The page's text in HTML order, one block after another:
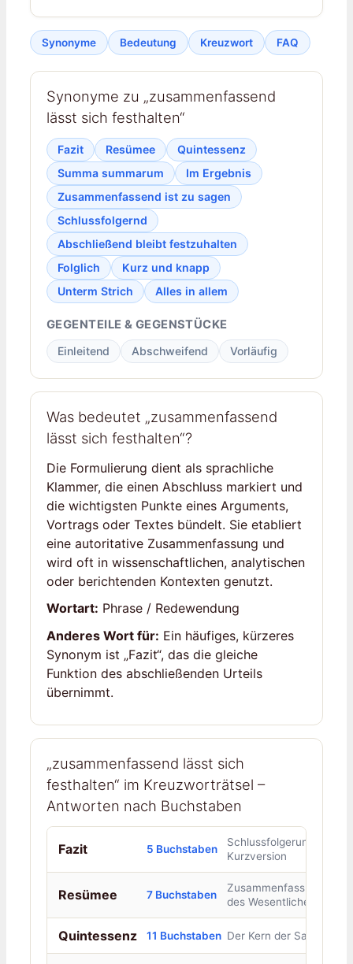
Synonyme Bedeutung Kreuzwort FAQ
Synonyme zu „zusammenfassend
lässt sich festhalten“
Fazit Resümee
Quintessenz
Summa summarum
Im Ergebnis
Zusammenfassend ist zu sagen
Schlussfolgernd
Abschließend bleibt festzuhalten
Folglich
Kurz und knapp
Unterm Strich
Alles in allem
GEGENTEILE & GEGENSTÜCKE
Einleitend Abschweifend Vorläufig
Was bedeutet „zusammenfassend
lässt sich festhalten“?
Die Formulierung dient als sprachliche
Klammer, die einen Abschluss markiert und
die wichtigsten Punkte eines Arguments,
Vortrags oder Textes bündelt. Sie etabliert
eine autoritative Zusammenfassung und
wird oft in wissenschaftlichen, analytischen
oder berichtenden Kontexten genutzt.
Wortart: Phrase / Redewendung
Anderes Wort für: Ein häufiges, kürzeres
Synonym ist „Fazit“, das die gleiche
Funktion des abschließenden Urteils
übernimmt.
„zusammenfassend lässt sich
festhalten“ im Kreuzworträtsel –
Antworten nach Buchstaben
Fazit 5 Buchstaben
Schlussfolgerung,
Kurzversion
Resümee 7 Buchstaben
Zusammenfassung
des Wesentlichen
Quintessenz 11 Buchstaben Der Kern der Sache